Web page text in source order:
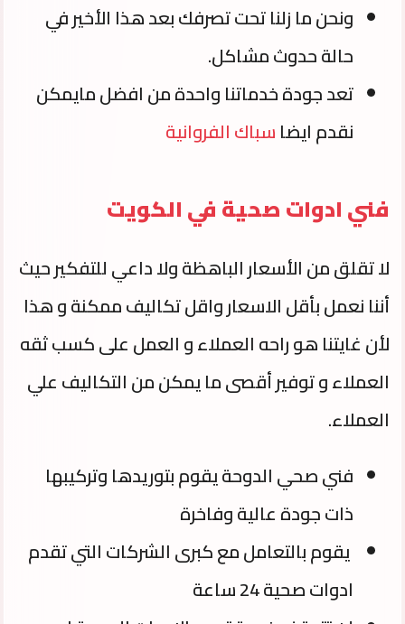
ونحن ما زلنا تحت تصرفك بعد هذا الأخير في
حالة حدوث مشاكل.
تعد جودة خدماتنا واحدة من افضل مايمكن
نقدم ايضاسباك الفروانية
فني ادوات صحية في الكويت
لا تقلق من الأسعار الباهظة ولا داعي للتفكير حيث
أننا نعمل بأقل الاسعار واقل تكاليف ممكنة و هذا
لأن غايتنا هو راحه العملاء و العمل على كسب ثقه
العملاء و توفير أقصى ما يمكن من التكاليف علي
العملاء.
فني صحي الدوحة يقوم بتوريدها وتركيبها
ذات جودة عالية وفاخرة
يقوم بالتعامل مع كبرى الشركات التي تقدم
ادوات صحية 24 ساعة